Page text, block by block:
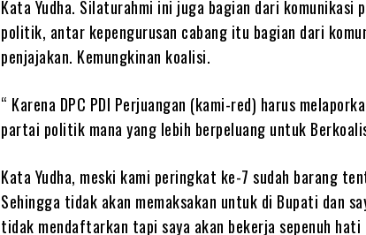
Kata Yudha. Silaturahmi ini juga bagian dari
politik, antar kepengurusan cabang itu bagian dari
penjajakan. Kemungkinan koalisi.
“ Karena DPC PDI Perjuangan (kami-red) harus
partai politik mana yang lebih berpeluang untuk
Kata Yudha, meski kami peringkat ke-7 sudah barang
Sehingga tidak akan memaksakan untuk di Bupati dan
tidak mendaftarkan tapi saya akan bekerja sepenuh